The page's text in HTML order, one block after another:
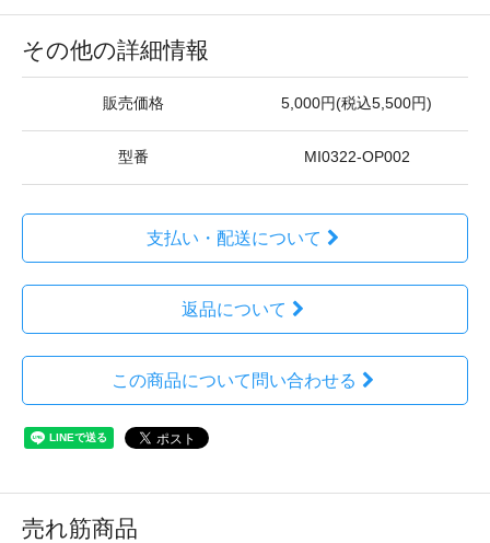
その他の詳細情報
販売価格 5,000円(税込5,500円)
型番 MI0322-OP002
支払い・配送について
返品について
この商品について問い合わせる
売れ筋商品